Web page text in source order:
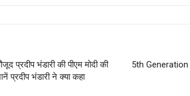
प्रदीप भंडारी की पीएम मोदी की
प्रदीप भंडारी ने क्या कहा
5th Generation